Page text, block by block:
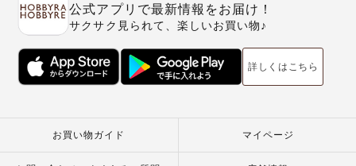
公式アプリで最新情報をお届け！
サクサク見られて、楽しいお買い物♪
詳しくはこちら
お買い物ガイド マイページ